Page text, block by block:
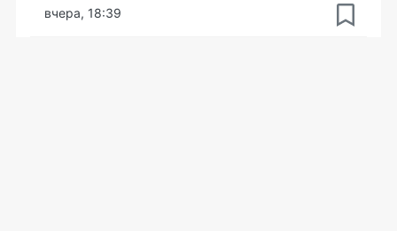
вчера, 18:39